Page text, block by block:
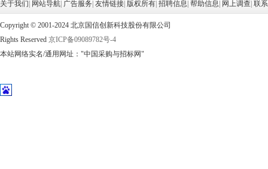
关于我们 网站导航 广告服务 友情链接 版权所有 招聘信息 帮助信息 网上调查 联
Copyright © 2001-2024 北京国信创新科技股份有限公司
Rights Reserved 京ICP备09089782号-4
本站网络实名/通用网址："中国采购与招标网"